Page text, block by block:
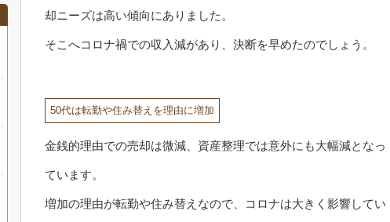
却ニーズは高い傾向にありました。
そこへコロナ禍での収入減があり、決断を早めたのでしょう。
50代は転勤や住み替えを理由に増加
金銭的理由での売却は微減、資産整理では意外にも大幅減となっ
ています。
増加の理由が転勤や住み替えなので、コロナは大きく影響してい